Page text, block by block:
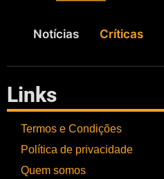
Notícias Críticas
Links
Termos e Condições
Política de privacidade
Quem somos